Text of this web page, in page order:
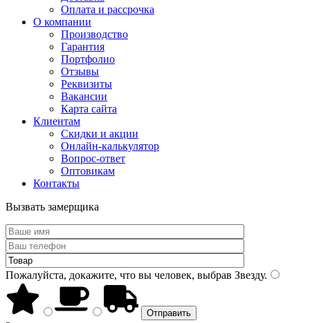
Оплата и рассрочка
О компании
Производство
Гарантия
Портфолио
Отзывы
Реквизиты
Вакансии
Карта сайта
Клиентам
Скидки и акции
Онлайн-калькулятор
Вопрос-ответ
Оптовикам
Контакты
Вызвать замерщика
Пожалуйста, докажите, что вы человек, выбрав Звезду.